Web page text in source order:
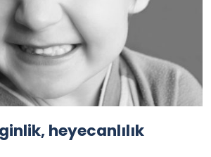
heyecanlılık